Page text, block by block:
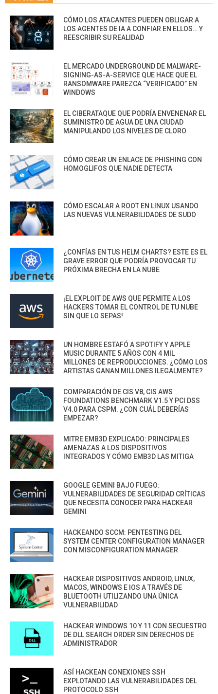
CÓMO LOS ATACANTES PUEDEN OBLIGAR A
LOS AGENTES DE IA A CONFIAR EN ELLOS… Y
REESCRIBIR SU REALIDAD
EL MERCADO UNDERGROUND DE MALWARE-
SIGNING-AS-A-SERVICE QUE HACE QUE EL
RANSOMWARE PAREZCA “VERIFICADO” EN
WINDOWS
EL CIBERATAQUE QUE PODRÍA ENVENENAR EL
SUMINISTRO DE AGUA DE UNA CIUDAD
MANIPULANDO LOS NIVELES DE CLORO
CÓMO CREAR UN ENLACE DE PHISHING CON
HOMOGLIFOS QUE NADIE DETECTA
CÓMO ESCALAR A ROOT EN LINUX USANDO
LAS NUEVAS VULNERABILIDADES DE SUDO
¿CONFÍAS EN TUS HELM CHARTS? ESTE ES EL
GRAVE ERROR QUE PODRÍA PROVOCAR TU
PRÓXIMA BRECHA EN LA NUBE
¡EL EXPLOIT DE AWS QUE PERMITE A LOS
HACKERS TOMAR EL CONTROL DE TU NUBE
SIN QUE LO SEPAS!
UN HOMBRE ESTAFÓ A SPOTIFY Y APPLE
MUSIC DURANTE 5 AÑOS CON 4 MIL
MILLONES DE REPRODUCCIONES. ¿CÓMO LOS
ARTISTAS GANAN MILLONES ILEGALMENTE?
COMPARACIÓN DE CIS V8, CIS AWS
FOUNDATIONS BENCHMARK V1.5 Y PCI DSS
V4.0 PARA CSPM. ¿CON CUÁL DEBERÍAS
EMPEZAR?
MITRE EMB3D EXPLICADO: PRINCIPALES
AMENAZAS A LOS DISPOSITIVOS
INTEGRADOS Y CÓMO EMB3D LAS MITIGA
GOOGLE GEMINI BAJO FUEGO:
VULNERABILIDADES DE SEGURIDAD CRÍTICAS
QUE NECESITA CONOCER PARA HACKEAR
GEMINI
HACKEANDO SCCM: PENTESTING DEL
SYSTEM CENTER CONFIGURATION MANAGER
CON MISCONFIGURATION MANAGER
HACKEAR DISPOSITIVOS ANDROID, LINUX,
MACOS, WINDOWS E IOS A TRAVÉS DE
BLUETOOTH UTILIZANDO UNA ÚNICA
VULNERABILIDAD
HACKEAR WINDOWS 10 Y 11 CON SECUESTRO
DE DLL SEARCH ORDER SIN DERECHOS DE
ADMINISTRADOR
ASÍ HACKEAN CONEXIONES SSH
EXPLOTANDO LAS VULNERABILIDADES DEL
PROTOCOLO SSH